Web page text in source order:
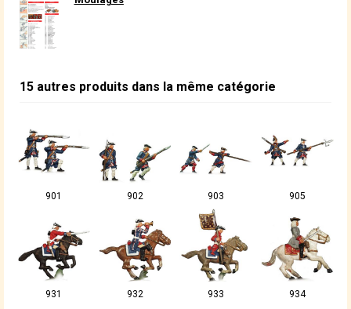
15 autres produits dans la même catégorie
901 902 903 905
931 932 933 934